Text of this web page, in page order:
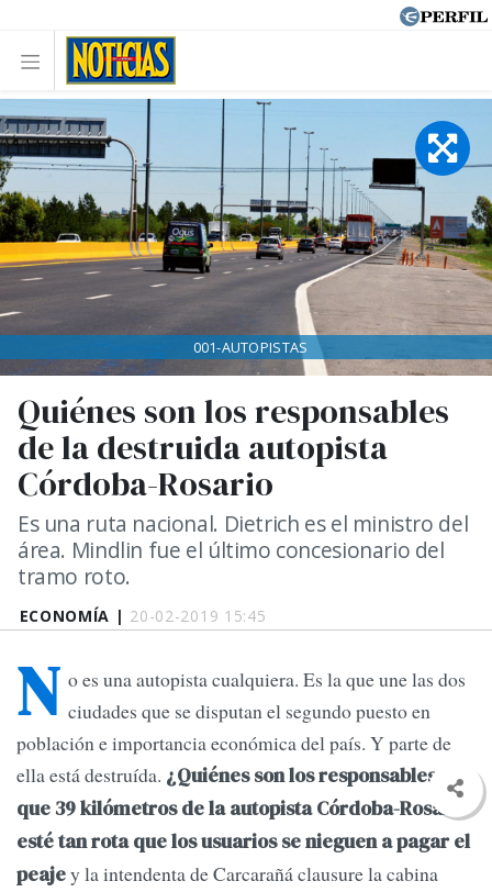
ECONOMÍA | 20-02-2019 15:45
Quiénes son los responsables
de la destruida autopista
Córdoba-Rosario
Es una ruta nacional. Dietrich es el ministro del
área. Mindlin fue el último concesionario del
tramo roto.
001-AUTOPISTAS
N o es una autopista cualquiera. Es la que une las dos
ciudades que se disputan el segundo puesto en
población e importancia económica del país. Y parte de
ella está destruída. ¿Quiénes son los responsables de
que 39 kilómetros de la autopista Córdoba-Rosario
esté tan rota que los usuarios se nieguen a pagar el
peajey la intendenta de Carcarañá clausure la cabina